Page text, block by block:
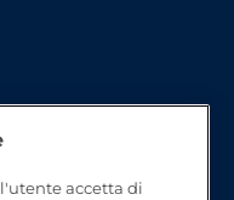
accetta di